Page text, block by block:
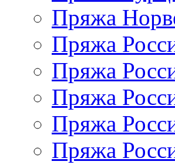
Пряжа
Пряжа
Пряжа
Пряжа
Пряжа
Пряжа